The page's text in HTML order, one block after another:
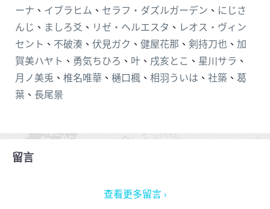
ーナ 、 イブラヒム 、 セラフ・ダズルガーデン 、 にじさ
んじ 、 ましろ爻 、 リゼ・ヘルエスタ 、 レオス・ヴィン
セント 、 不破湊 、 伏見ガク 、 健屋花那 、 剣持刀也 、 加
賀美ハヤト 、 勇気ちひろ 、 叶 、 戌亥とこ 、 星川サラ 、
月ノ美兎 、 椎名唯華 、 樋口楓 、 相羽ういは 、 社築 、 葛
葉 、 長尾景
留言
查看更多留言 ›